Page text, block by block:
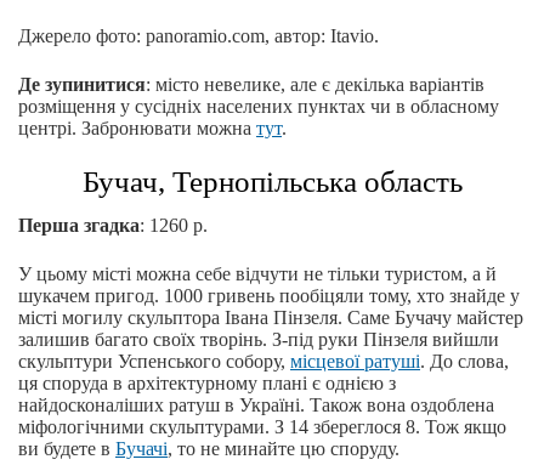
Джерело фото: panoramio.com, автор: Itavio.
Де зупинитися: місто невелике, але є декілька варіантів
розміщення у сусідніх населених пунктах чи в обласному
центрі. Забронювати можна тут.
Бучач, Тернопільська область
Перша згадка: 1260 р.
У цьому місті можна себе відчути не тільки туристом, а й
шукачем пригод. 1000 гривень пообіцяли тому, хто знайде у
місті могилу скульптора Івана Пінзеля. Саме Бучачу майстер
залишив багато своїх творінь. З-під руки Пінзеля вийшли
скульптури Успенського собору, місцевої ратуші. До слова,
ця споруда в архітектурному плані є однією з
найдосконаліших ратуш в Україні. Також вона оздоблена
міфологічними скульптурами. З 14 збереглося 8. Тож якщо
ви будете в Бучачі, то не минайте цю споруду.